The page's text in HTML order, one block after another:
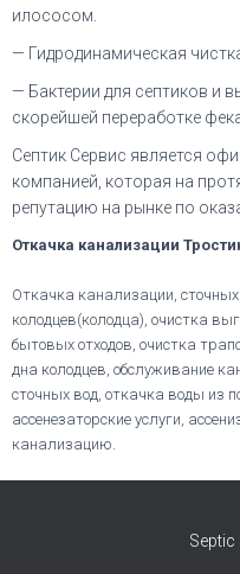
илососом.
— Гидродинамическая
— Бактерии для септиков и
скорейшей переработке
Септик Сервис является
компанией, которая на
репутацию на рынке по
Откачка канализации
Откачка канализации,
колодцев(колодца), очистка
бытовых отходов, очистка
дна колодцев, обслуживание
сточных вод, откачка воды из
ассенезаторские услуги,
канализацию.
Septic